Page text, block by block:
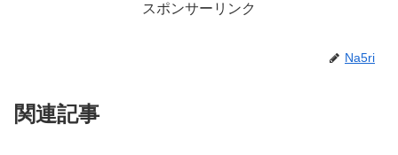
スポンサーリンク
Na5ri
関連記事